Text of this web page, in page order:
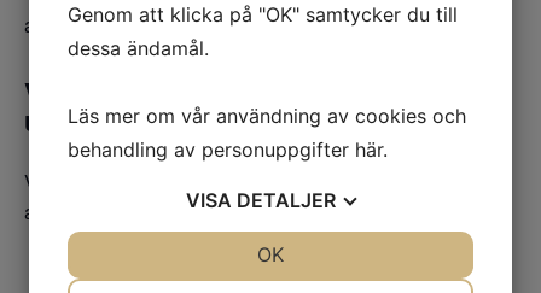
annika.johansson@tastegen.se
Vill du hellre ha en företagsanpassad
utbildning?
Vänligen kontakta Annika Johansson:
annika.johansson@tastegen.se
Genom att klicka på "OK" samtycker du till
dessa ändamål.
Läs mer om vår användning av cookies och
behandling av personuppgifter här.
VISA DETALJER
OK